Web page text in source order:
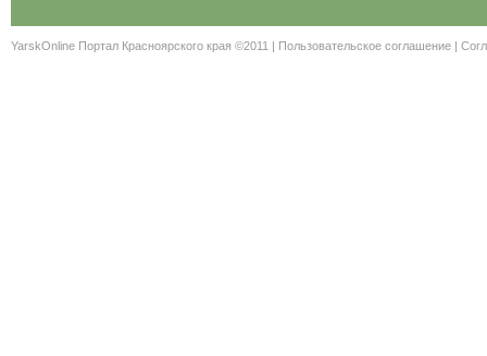
YarskOnline Портал Красноярского края ©2011 | Пользовательское соглашение |